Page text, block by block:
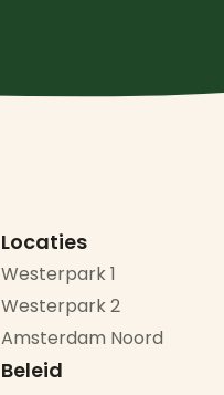
Locaties
Westerpark 1
Westerpark 2
Amsterdam Noord
Beleid